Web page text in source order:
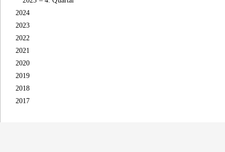
2024
2023
2022
2021
2020
2019
2018
2017